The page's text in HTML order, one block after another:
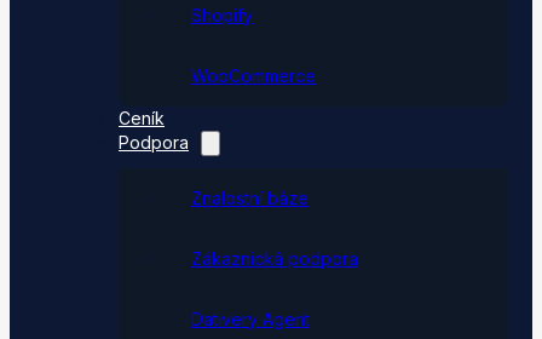
Shopify
WooCommerce
Ceník
Podpora
Znalostní báze
Zákaznická podpora
Dativery Agent